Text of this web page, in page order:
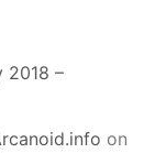
2018 –
on